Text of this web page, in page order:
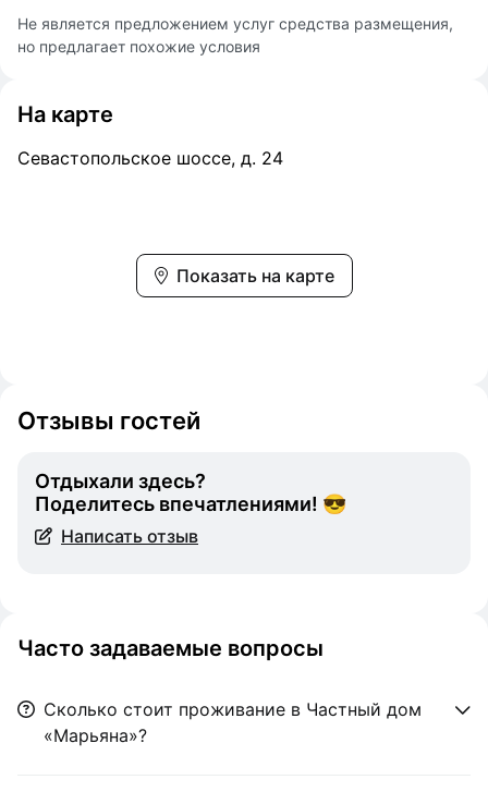
Не является предложением услуг средства размещения,
но предлагает похожие условия
На карте
Севастопольское шоссе, д. 24
Показать на карте
Отзывы гостей
Отдыхали здесь?
Поделитесь впечатлениями! 😎
Написать отзыв
Часто задаваемые вопросы
Сколько стоит проживание в Частный дом
«Марьяна»?